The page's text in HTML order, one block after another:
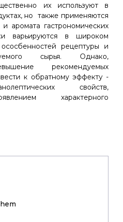
их используют в
но также применяются
аромата гастрономических
варьируются в широком
рецептуры и
сырья. Однако,
рекомендуемых
к обратному эффекту -
свойств,
характерного